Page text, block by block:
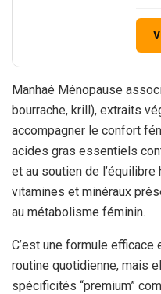
Manhaé Ménopause
bourrache, krill), extraits
accompagner le confort
acides gras essentiels
et au soutien de
vitamines et minéraux
au métabolisme féminin.
C’est une formule
routine quotidienne, mais
spécificités “premium”